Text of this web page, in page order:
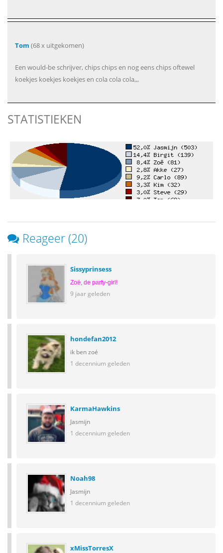
Tom (68 x uitgekomen)
Een would-be schrijver, chips chips en nog eens chips oftewel
koekjes koekjes koekjes en cola cola cola,,,
STATISTIEKEN
Reageer (20)
Sissyprinsess
Zoë, de party-girl!
9 jaar geleden
hondefan2012
ik ben zoé
1 decennium geleden
KarmaHawkins
Jasmijn
1 decennium geleden
Noah98
Jasmijn
1 decennium geleden
xMissTorresX